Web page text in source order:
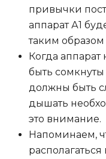
привычки
аппарат А1
таким образом
Когда аппарат
быть сомкнуты
должны быть
дышать
это внимание.
Напоминаем,